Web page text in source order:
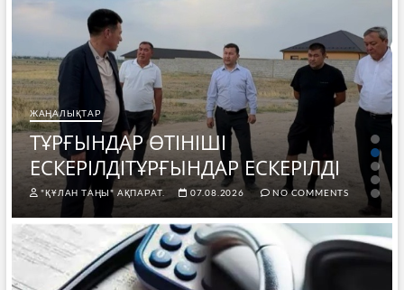
ЖАҢАЛЫҚТАР
ТҰРҒЫНДАР ӨТІНІШІ
ЕСКЕРІЛДІТҰРҒЫНДАР ЕСКЕРІЛДІ
"ҚҰЛАН ТАҢЫ" АҚПАРАТ. 07.08.2026 NO COMMENTS